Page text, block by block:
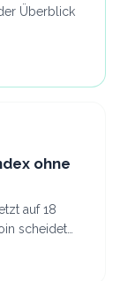
Überblick
ohne
auf 18
scheidet